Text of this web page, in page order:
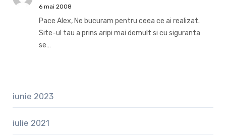
6 mai 2008
Pace Alex, Ne bucuram pentru ceea ce ai realizat.
Site-ul tau a prins aripi mai demult si cu siguranta
se…
iunie 2023
iulie 2021